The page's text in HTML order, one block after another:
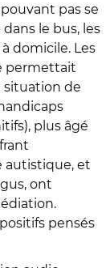
pas se
dans le bus, les
domicile. Les
permettait
situation de
plus âgé
autistique, et
ont
pensés